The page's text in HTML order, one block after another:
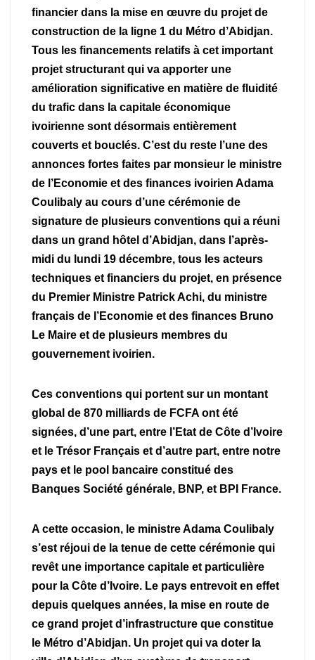
financier dans la mise en œuvre du projet de
construction de la ligne 1 du Métro d’Abidjan.
Tous les financements relatifs à cet important
projet structurant qui va apporter une
amélioration significative en matière de fluidité
du trafic dans la capitale économique
ivoirienne sont désormais entièrement
couverts et bouclés. C’est du reste l’une des
annonces fortes faites par monsieur le ministre
de l’Economie et des finances ivoirien Adama
Coulibaly au cours d’une cérémonie de
signature de plusieurs conventions qui a réuni
dans un grand hôtel d’Abidjan, dans l’après-
midi du lundi 19 décembre, tous les acteurs
techniques et financiers du projet, en présence
du Premier Ministre Patrick Achi, du ministre
français de l’Economie et des finances Bruno
Le Maire et de plusieurs membres du
gouvernement ivoirien.
Ces conventions qui portent sur un montant
global de 870 milliards de FCFA ont été
signées, d’une part, entre l’Etat de Côte d’Ivoire
et le Trésor Français et d’autre part, entre notre
pays et le pool bancaire constitué des
Banques Société générale, BNP, et BPI France.
A cette occasion, le ministre Adama Coulibaly
s’est réjoui de la tenue de cette cérémonie qui
revêt une importance capitale et particulière
pour la Côte d’Ivoire. Le pays entrevoit en effet
depuis quelques années, la mise en route de
ce grand projet d’infrastructure que constitue
le Métro d’Abidjan. Un projet qui va doter la